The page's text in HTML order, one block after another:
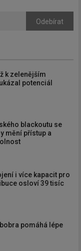
Odebírat
k zelenějším
potenciál
blackoutu se
mění přístup a
i více kapacit pro
osloví 39 tisíc
pomáhá lépe